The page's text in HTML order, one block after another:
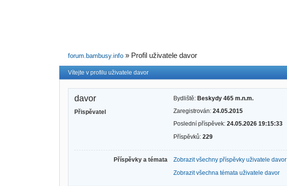
forum.bambusy.info » Profil uživatele davor
Vítejte v profilu uživatele davor
davor
Přispěvatel
Bydliště: Beskydy 465 m.n.m.
Zaregistrován: 24.05.2015
Poslední příspěvek: 24.05.2026 19:15:33
Příspěvků: 229
Příspěvky a témata
Zobrazit všechny příspěvky uživatele davor
Zobrazit všechna témata uživatele davor